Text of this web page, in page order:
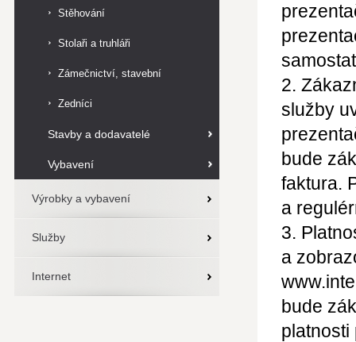
Stěhování
Stolaři a truhláři
Zámečnictví, stavební
zámečnictví
Zedníci
Stavby a dodavatelé
Vybavení
Výrobky a vybavení
Služby
Internet
2.
služby
bude
faktura.
a
3.
a
bude
platnosti